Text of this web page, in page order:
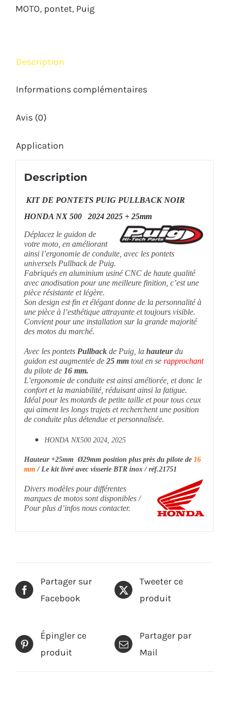
2024
2025
MOTO pontet Puig
Description
Informations complémentaires
Avis (0)
Application
Description
KIT DE PONTETS PUIG PULLBACK NOIR
HONDA NX 500 2024 2025 + 25mm
Déplacez le guidon de
votre moto, en améliorant
ainsi l’ergonomie de conduite, avec les pontets
universels Pullback de Puig.
Fabriqués en aluminium usiné CNC de haute qualité
avec anodisation pour une meilleure finition, c’est une
pièce résistante et légère.
Son design est fin et élégant donne de la personnalité à
une pièce à l’esthétique attrayante et toujours visible.
Convient pour une installation sur la grande majorité
des motos du marché.
Avec les pontets Pullbackde Puig, la hauteurdu
guidon est augmentée de 25 mmtout en se rapprochant
du pilote de 16 mm.
L’ergonomie de conduite est ainsi améliorée, et donc le
confort et la maniabilité, réduisant ainsi la fatigue.
Idéal pour les motards de petite taille et pour tous ceux
qui aiment les longs trajets et recherchent une position
de conduite plus détendue et personnalisée.
HONDA NX500 2024, 2025
Hauteur +25mm Ø29mm position plus près du pilote de 16
mm/ Le kit livré avec visserie BTR inox / réf.21751
Divers modèles pour différentes
marques de motos sont disponibles /
Pour plus d’infos nous contacter.
Partager sur
Facebook
Tweeter ce
produit
Épingler ce
produit
Partager par
Mail